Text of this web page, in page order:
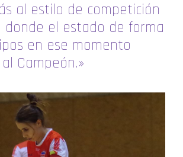
al estilo de competición
donde el estado de forma
en ese momento
Campeón.»